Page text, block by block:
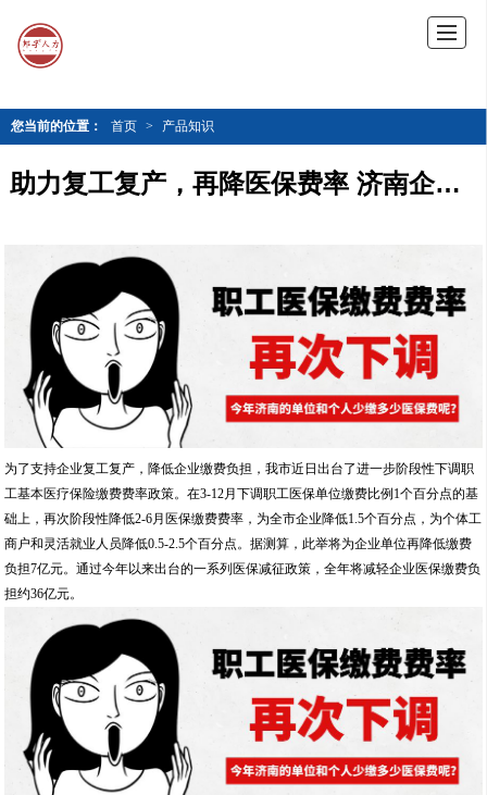
您当前的位置： 首页 > 产品知识
助力复工复产，再降医保费率 济南企业全年减负36亿元
为了支持企业复工复产，降低企业缴费负担，我市近日出台了进一步阶段性下调职
工基本医疗保险缴费费率政策。在3-12月下调职工医保单位缴费比例1个百分点的基
础上，再次阶段性降低2-6月医保缴费费率，为全市企业降低1.5个百分点，为个体工
商户和灵活就业人员降低0.5-2.5个百分点。据测算，此举将为企业单位再降低缴费
负担7亿元。通过今年以来出台的一系列医保减征政策，全年将减轻企业医保缴费负
担约36亿元。